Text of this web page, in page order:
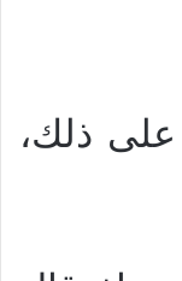
على ذلك،